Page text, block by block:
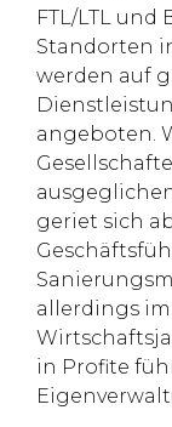
FTL/LTL und
Standorten
werden auf
angeboten.
geriet sich
allerdings
in Profite